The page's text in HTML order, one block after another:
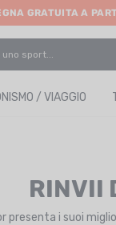
GRATUITA A
/ VIAGGIO
RINVII
presenta i suoi